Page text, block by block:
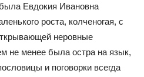
Евдокия Ивановна
роста, колченогая, с
неровные
не менее была остра на язык,
и поговорки всегда